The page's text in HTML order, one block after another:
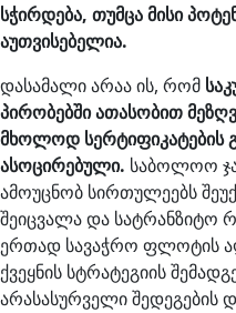
სჭირდება, თუმცა მისი
აუთვისებელია.
დასამალი არაა ის, რომ
პირობებში ათასობით
მხოლოდ სერტიფიკატების
ასოცირებული. საბოლოო
ამოუცნობ სირთულეებს
შეიცვალა და სატრანზიტო
ერთად სავაჭრო ფლოტის
ქვეყნის სტრატეგიის
არასასურველი შედეგების